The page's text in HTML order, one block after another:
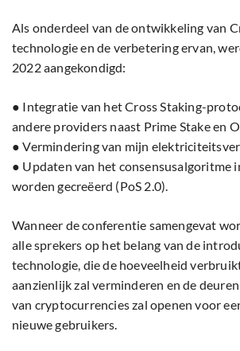
Als onderdeel van de ontwikkeling van
technologie en de verbetering ervan,
2022 aangekondigd:
● Integratie van het Cross Staking-
andere providers naast Prime Stake en
● Vermindering van mijn
● Updaten van het consensusalgoritme
worden gecreëerd (PoS 2.0).
Wanneer de conferentie samengevat
alle sprekers op het belang van de
technologie, die de hoeveelheid
aanzienlijk zal verminderen en de
van cryptocurrencies zal openen voor
nieuwe gebruikers.